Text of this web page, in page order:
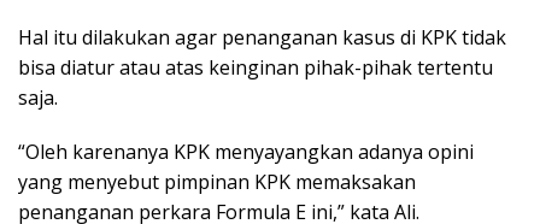
Hal itu dilakukan agar penanganan kasus di KPK tidak
bisa diatur atau atas keinginan pihak-pihak tertentu
saja.
“Oleh karenanya KPK menyayangkan adanya opini
yang menyebut pimpinan KPK memaksakan
penanganan perkara Formula E ini,” kata Ali.